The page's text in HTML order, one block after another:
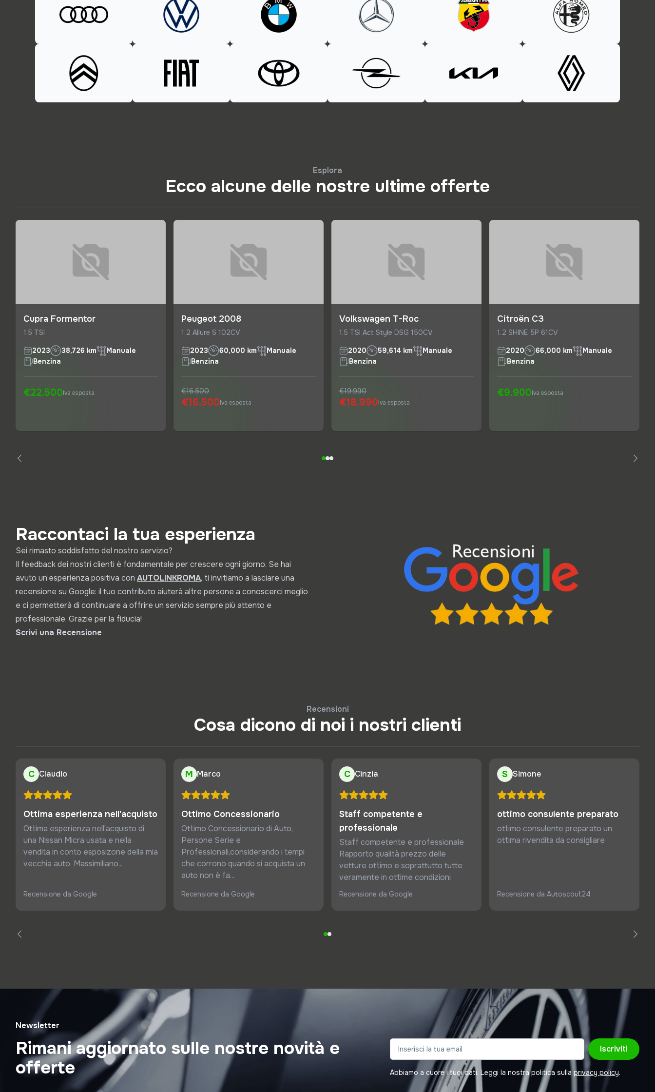
Esplora
Ecco alcune delle nostre ultime offerte
Cupra Formentor
1.5 TSI
2023 38,726 km
Manuale
Benzina
€22.500Iva esposta
Peugeot 2008
1.2 Allure S 102CV
2023 60,000 km
Manuale
Benzina
€16.500
€16.500Iva esposta
Volkswagen T-Roc
1.5 TSI Act Style DSG 150CV
2020 59,614 km
Manuale
Benzina
€19.990
€18.990Iva esposta
Citroën C3
1.2 SHINE 5P 61CV
2020 66,000 km
Manuale
Benzina
€9.900Iva esposta
Raccontaci la tua esperienza
Sei rimasto soddisfatto del nostro servizio?
Il feedback dei nostri clienti è fondamentale per crescere ogni giorno. Se hai
avuto un’esperienza positiva con AUTOLINKROMA, ti invitiamo a lasciare una
recensione su Google: il tuo contributo aiuterà altre persone a conoscerci meglio
e ci permetterà di continuare a offrire un servizio sempre più attento e
professionale. Grazie per la fiducia!
Scrivi una Recensione
Recensioni
Cosa dicono di noi i nostri clienti
C Claudio
Ottima esperienza nell'acquisto
Ottima esperienza nell'acquisto di
una Nissan Micra usata e nella
vendita in conto esposizone della mia
vecchia auto. Massimiliano...
Recensione da Google
M Marco
Ottimo Concessionario
Ottimo Concessionario di Auto,
Persone Serie e
Professionali,considerando i tempi
che corrono quando si acquista un
auto non è fa...
Recensione da Google
C Cinzia
Staff competente e
professionale
Staff competente e professionale
Rapporto qualità prezzo delle
vetture ottimo e soprattutto tutte
veramente in ottime condizioni
Recensione da Google
S Simone
ottimo consulente preparato
ottimo consulente preparato un
ottima rivendita da consigliare
Recensione da Autoscout24
Newsletter
Rimani aggiornato sulle nostre novità e
offerte
Iscriviti
Abbiamo a cuore i tuoi dati. Leggi la nostra politica sulla privacy policy.